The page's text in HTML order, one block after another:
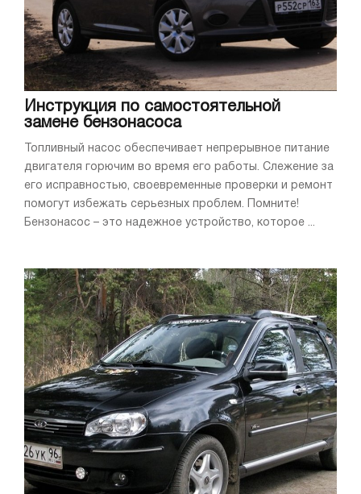
Инструкция по самостоятельной
замене бензонасоса
Топливный насос обеспечивает непрерывное питание
двигателя горючим во время его работы. Слежение за
его исправностью, своевременные проверки и ремонт
помогут избежать серьезных проблем. Помните!
Бензонасос – это надежное устройство, которое ...